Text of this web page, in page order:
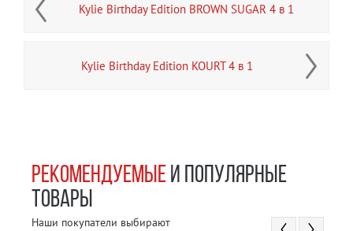
Kylie Birthday Edition BROWN SUGAR 4 в 1
Kylie Birthday Edition KOURT 4 в 1
РЕКОМЕНДУЕМЫЕИ ПОПУЛЯРНЫЕ
ТОВАРЫ
Наши покупатели выбирают